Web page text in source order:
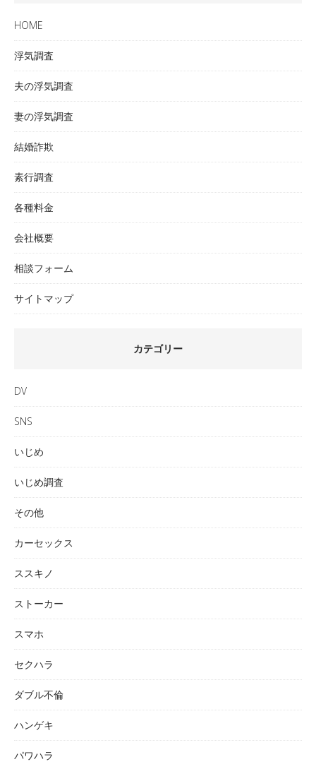
HOME
浮気調査
夫の浮気調査
妻の浮気調査
結婚詐欺
素行調査
各種料金
会社概要
相談フォーム
サイトマップ
カテゴリー
DV
SNS
いじめ
いじめ調査
その他
カーセックス
ススキノ
ストーカー
スマホ
セクハラ
ダブル不倫
ハンゲキ
パワハラ